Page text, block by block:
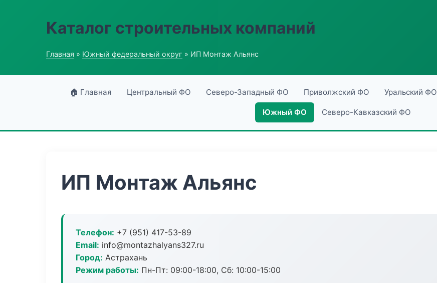
Каталог строительных компаний
Главная » Южный федеральный округ » ИП Монтаж Альянс
🏠 Главная Центральный ФО Северо-Западный ФО Приволжский ФО Уральский ФО
Южный ФО Северо-Кавказский ФО
ИП Монтаж Альянс
Телефон: +7 (951) 417-53-89
Email: info@montazhalyans327.ru
Город: Астрахань
Режим работы: Пн-Пт: 09:00-18:00, Сб: 10:00-15:00